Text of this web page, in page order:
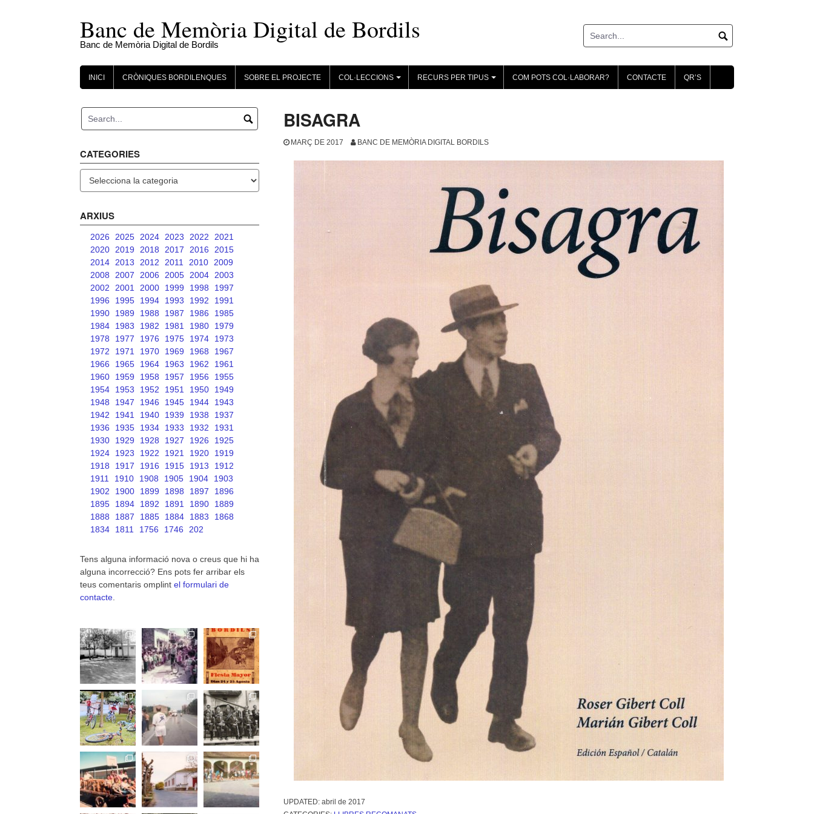
Banc de Memòria Digital de Bordils
Banc de Memòria Digital de Bordils
INICI CRÒNIQUES BORDILENQUES SOBRE EL PROJECTE
+
COL·LECCIONS
+
RECURS PER TIPUS COM POTS COL·LABORAR? CONTACTE QR’S
BISAGRA
MARÇ DE 2017 BANC DE MEMÒRIA DIGITAL BORDILS
UPDATED: abril de 2017
CATEGORIES
ARXIUS
2026 2025 2024 2023 2022
2021
2020
2019 2018 2017 2016
2015
2014
2013 2012 2011 2010
2009
2008
2007 2006 2005 2004
2003
2002
2001 2000 1999 1998
1997
1996
1995 1994 1993 1992
1991
1990
1989 1988 1987 1986
1985
1984
1983 1982 1981 1980
1979
1978
1977 1976 1975 1974
1973
1972
1971 1970 1969 1968
1967
1966
1965 1964 1963 1962
1961
1960
1959 1958 1957 1956
1955
1954
1953 1952 1951 1950
1949
1948
1947 1946 1945 1944
1943
1942
1941 1940 1939 1938
1937
1936
1935 1934 1933 1932
1931
1930
1929 1928 1927 1926
1925
1924
1923 1922 1921 1920
1919
1918
1917 1916 1915 1913
1912
1911
1910 1908 1905 1904
1903
1902
1900 1899 1898 1897
1896
1895
1894 1892 1891 1890
1889
1888
1887 1885 1884 1883
1868
1834
1811 1756 1746 202
Tens alguna informació nova o creus que hi ha
alguna incorrecció? Ens pots fer arribar els
teus comentaris omplint el formulari de
contacte